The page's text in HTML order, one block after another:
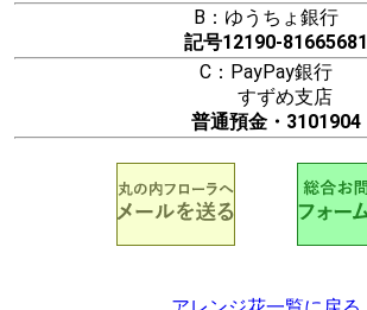
B：ゆうちょ銀行
記号12190-81665681
C：PayPay銀行
すずめ支店
普通預金・3101904